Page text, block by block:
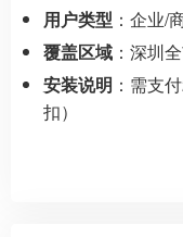
用户类型 ：企业/
覆盖区域 ：深圳
安装说明 ：需支
扣）